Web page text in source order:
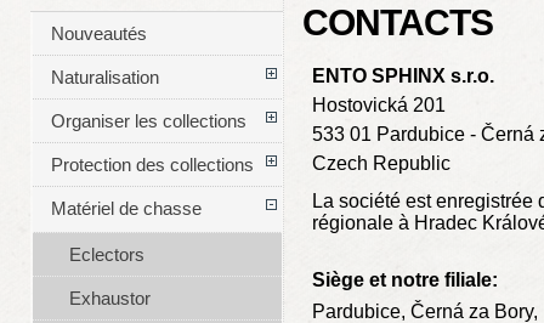
CONTACTS
ENTO SPHINX s.r.o.
Hostovická 201
533 01 Pardubice - Černá
Czech Republic
La société est enregistrée
régionale à Hradec
Siège et notre filiale:
Pardubice, Černá za
Nouveautés
Naturalisation
Organiser les collections
Protection des collections
Matériel de chasse
Eclectors
Exhaustor